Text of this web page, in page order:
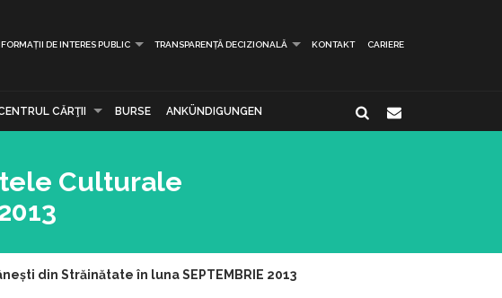
DE INTERES PUBLIC TRANSPARENȚĂ DECIZIONALĂ KONTAKT CARIERE
CĂRŢII BURSE ANKÜNDIGUNGEN
Culturale
din Străinătate în luna SEPTEMBRIE 2013